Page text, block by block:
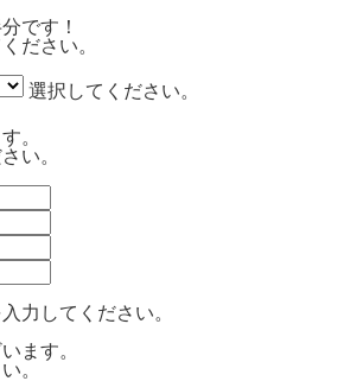
です！
ださい。
選択してください。
。
い。
力してください。
ます。
。